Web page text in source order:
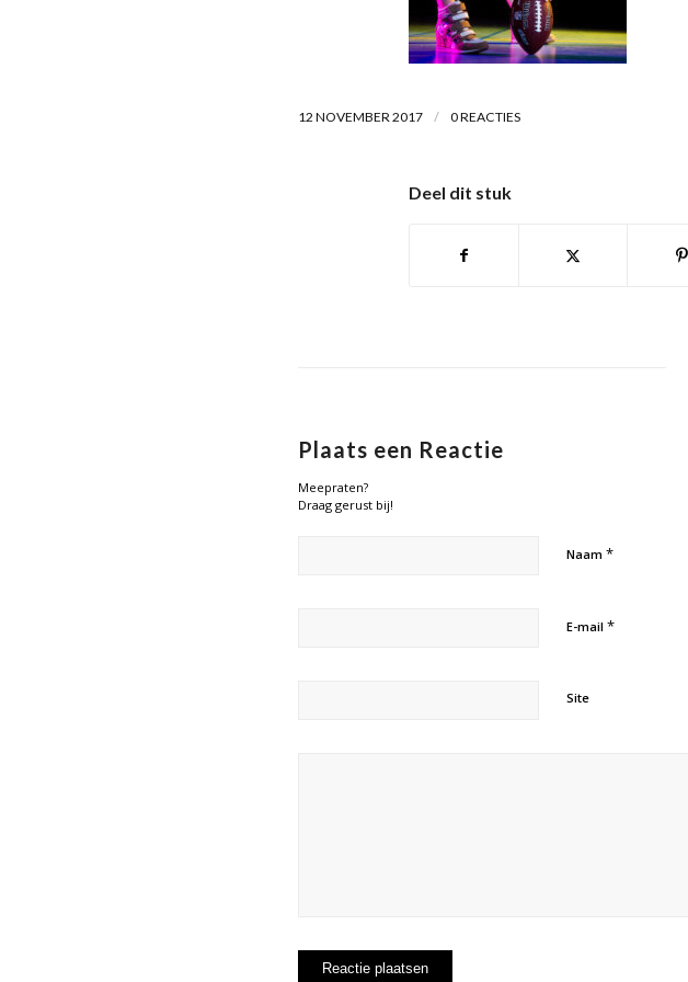
12 NOVEMBER 2017 / 0 REACTIES
Deel dit stuk
Plaats een Reactie
Meepraten?
Draag gerust bij!
Naam *
E-mail *
Site